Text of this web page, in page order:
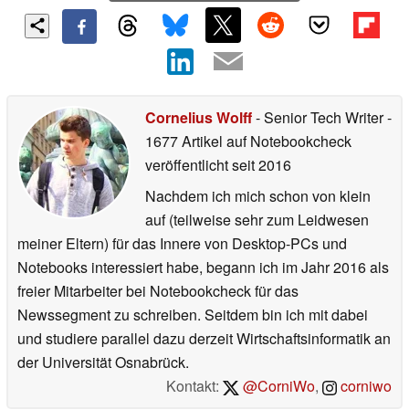
Cornelius Wolff- Senior Tech Writer-
1677 Artikel auf Notebookcheck
veröffentlichtseit 2016
Nachdem ich mich schon von klein
auf (teilweise sehr zum Leidwesen
meiner Eltern) für das Innere von Desktop-PCs und
Notebooks interessiert habe, begann ich im Jahr 2016 als
freier Mitarbeiter bei Notebookcheck für das
Newssegment zu schreiben. Seitdem bin ich mit dabei
und studiere parallel dazu derzeit Wirtschaftsinformatik an
der Universität Osnabrück.
Kontakt:
@CorniWo, corniwo